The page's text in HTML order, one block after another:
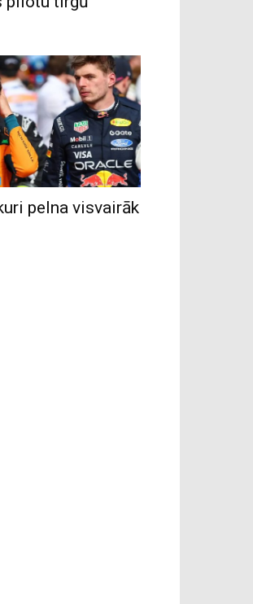
pelna visvairāk